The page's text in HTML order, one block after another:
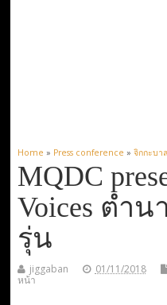
Home » Press conference » จิกกะบา
MQDC
Voices ตำน
รุ่น
jiggaban 01/11/2018
หน้า